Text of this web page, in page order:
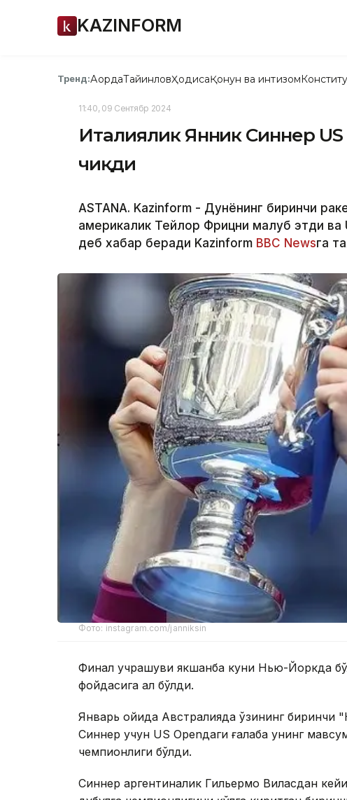
KAZINFORM
Тренд:АқордаТайинловҲодисаҚонун ва интизом
11:40, 09 Сентябр 2024
Италиялик Янник Синнер US
чиқди
ASTANA. Kazinform - Дунёнинг биринчи
америкалик Тейлор Фрицни мағлуб этди ва
деб хабар беради Kazinform BBC Newsга
Фото: instagram.com/janniksin
Финал учрашуви якшанба куни Нью-Йоркда
фойдасига ҳал бўлди.
Январь ойида Австралияда ўзининг биринчи
Синнер учун US Openдаги ғалаба унинг
чемпионлиги бўлди.
Синнер аргентиналик Гильермо Виласдан